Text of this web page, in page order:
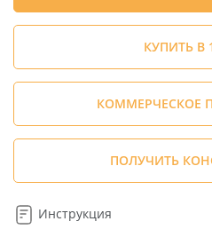
КУПИТЬ В
КОММЕРЧЕСКОЕ
ПОЛУЧИТЬ
Инструкция